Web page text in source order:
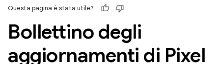
Questa pagina è stata utile?
Bollettino degli
aggiornamenti di Pixel